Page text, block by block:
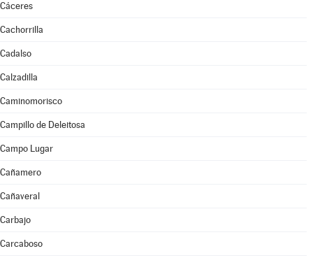
Cáceres
Cachorrilla
Cadalso
Calzadilla
Caminomorisco
Campillo de Deleitosa
Campo Lugar
Cañamero
Cañaveral
Carbajo
Carcaboso